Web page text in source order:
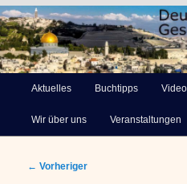
Deutsch-
Zum
primären
Aktuelles Buchtipps
Wir über uns Veranstaltungen
Beitragsnavigation
← Vorheriger